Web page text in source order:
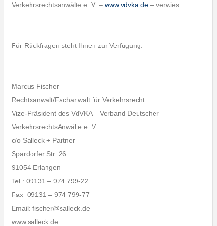
Verkehrsrechtsanwälte e. V. – www.vdvka.de – verwies.
Für Rückfragen steht Ihnen zur Verfügung:
Marcus Fischer
Rechtsanwalt/Fachanwalt für Verkehrsrecht
Vize-Präsident des VdVKA – Verband Deutscher
VerkehrsrechtsAnwälte e. V.
c/o Salleck + Partner
Spardorfer Str. 26
91054 Erlangen
Tel.: 09131 – 974 799-22
Fax 09131 – 974 799-77
Email: fischer@salleck.de
www.salleck.de